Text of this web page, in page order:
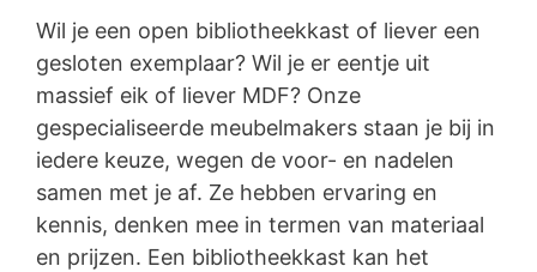
Wil je een open bibliotheekkast of liever een
gesloten exemplaar? Wil je er eentje uit
massief eik of liever MDF? Onze
gespecialiseerde meubelmakers staan je bij in
iedere keuze, wegen de voor- en nadelen
samen met je af. Ze hebben ervaring en
kennis, denken mee in termen van materiaal
en prijzen. Een bibliotheekkast kan het